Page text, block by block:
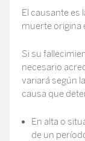
El causante es
muerte origina
Si su
necesario
variará según
causa que
En alta o
de un